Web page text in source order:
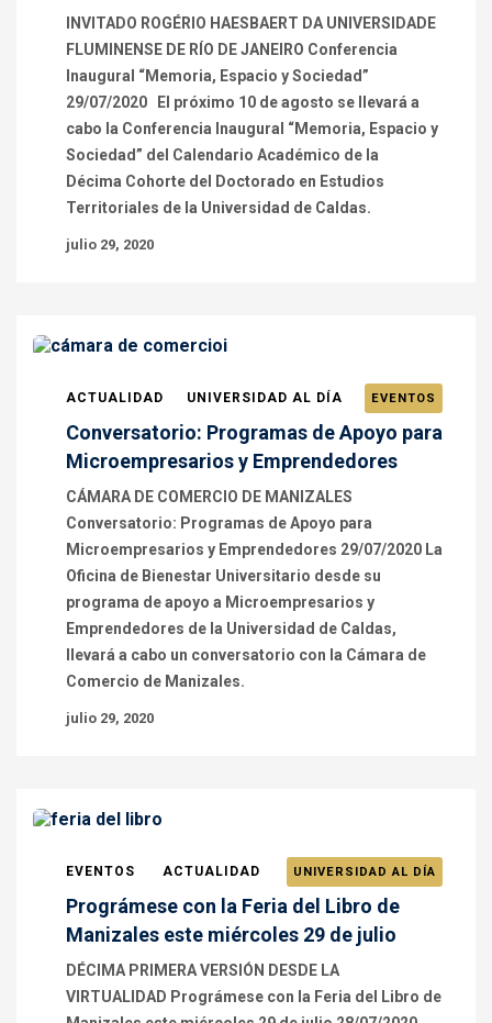
INVITADO ROGÉRIO HAESBAERT DA UNIVERSIDADE
FLUMINENSE DE RÍO DE JANEIRO Conferencia
Inaugural “Memoria, Espacio y Sociedad”
29/07/2020 El próximo 10 de agosto se llevará a
cabo la Conferencia Inaugural “Memoria, Espacio y
Sociedad” del Calendario Académico de la
Décima Cohorte del Doctorado en Estudios
Territoriales de la Universidad de Caldas.
julio 29, 2020
ACTUALIDAD UNIVERSIDAD AL DÍA EVENTOS
Conversatorio: Programas de Apoyo para
Microempresarios y Emprendedores
CÁMARA DE COMERCIO DE MANIZALES
Conversatorio: Programas de Apoyo para
Microempresarios y Emprendedores 29/07/2020 La
Oficina de Bienestar Universitario desde su
programa de apoyo a Microempresarios y
Emprendedores de la Universidad de Caldas,
llevará a cabo un conversatorio con la Cámara de
Comercio de Manizales.
julio 29, 2020
EVENTOS ACTUALIDAD UNIVERSIDAD AL DÍA
Prográmese con la Feria del Libro de
Manizales este miércoles 29 de julio
DÉCIMA PRIMERA VERSIÓN DESDE LA
VIRTUALIDAD Prográmese con la Feria del Libro de